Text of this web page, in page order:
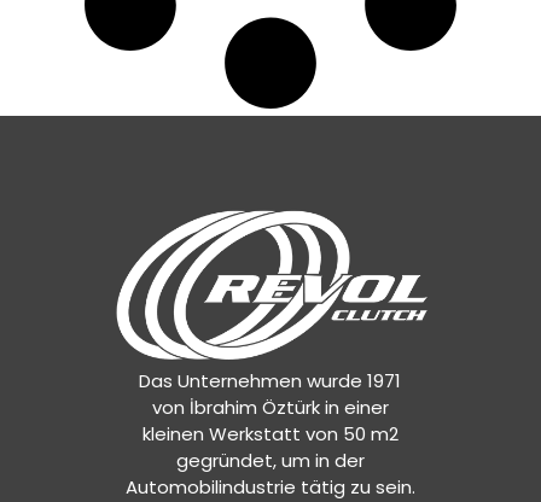
Das Unternehmen wurde 1971
von İbrahim Öztürk in einer
kleinen Werkstatt von 50 m2
gegründet, um in der
Automobilindustrie tätig zu sein.